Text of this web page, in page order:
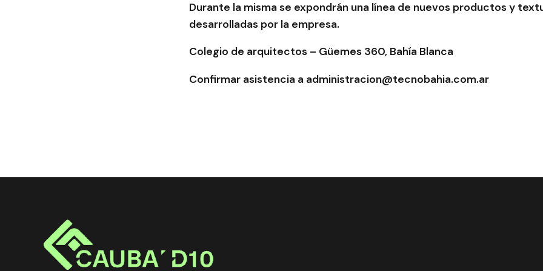
Durante la misma se expondrán una línea de nuevos productos y
desarrolladas por la empresa.
Colegio de arquitectos – Güemes 360, Bahía Blanca
Confirmar asistencia a administracion@tecnobahia.com.ar